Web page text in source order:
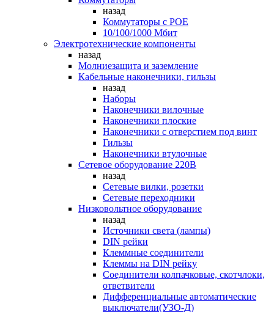
назад
Коммутаторы c POE
10/100/1000 Мбит
Электротехнические компоненты
назад
Молниезащита и заземление
Кабельные наконечники, гильзы
назад
Наборы
Наконечники вилочные
Наконечники плоские
Наконечники с отверстием под винт
Гильзы
Наконечники втулочные
Сетевое оборудование 220В
назад
Сетевые вилки, розетки
Сетевые переходники
Низковольтное оборудование
назад
Источники света (лампы)
DIN рейки
Клеммные соединители
Клеммы на DIN рейку
Соединители колпачковые, скотчлоки,
ответвители
Дифференциальные автоматические
выключатели(УЗО-Д)